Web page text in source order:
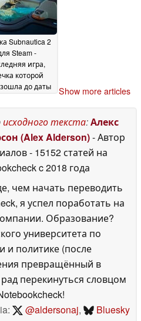
Subnautica 2
Steam -
игра,
которой
до даты
Show more articles
исходного текста:Алекс
(Alex Alderson)- Автор
- 15152 статей на
c 2018 года
чем начать переводить
я успел поработать на
Образование?
университета по
и политике (после
превращённый в
перекинуться словцом
@aldersonaj, Bluesky